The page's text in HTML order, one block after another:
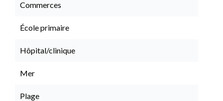
Commerces
École primaire
Hôpital/clinique
Mer
Plage